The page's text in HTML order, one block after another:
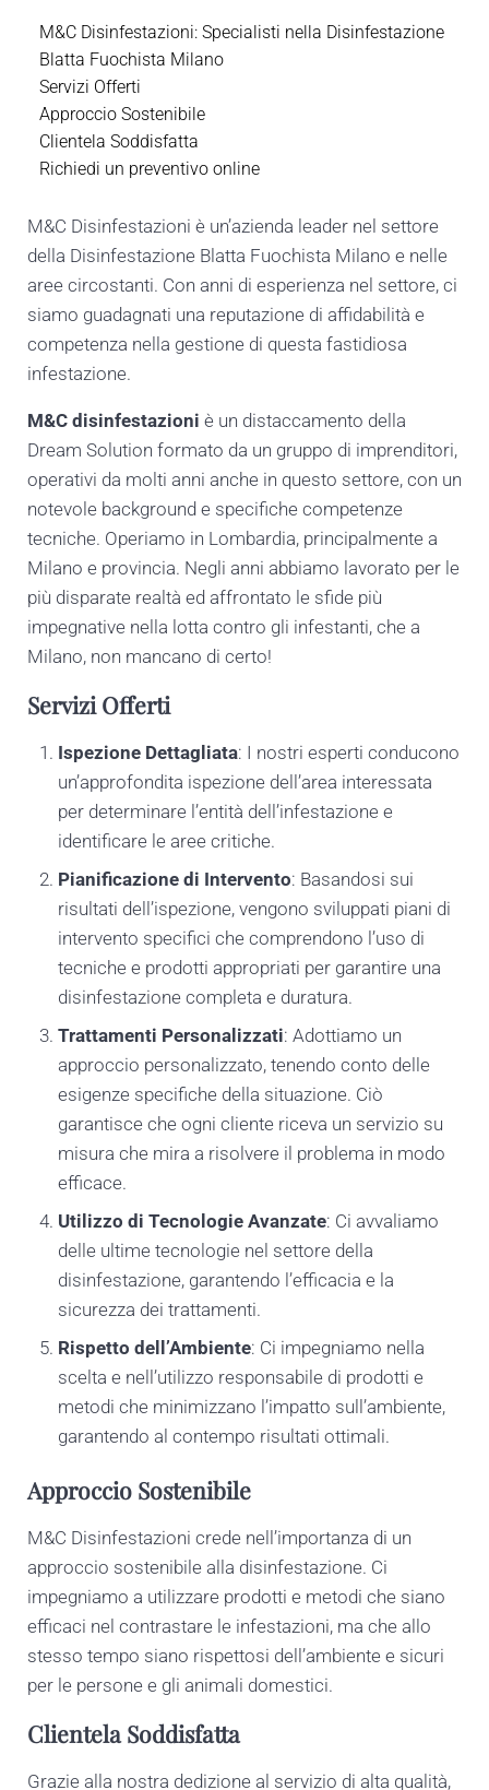
M&C Disinfestazioni: Specialisti nella Disinfestazione
Blatta Fuochista Milano
Servizi Offerti
Approccio Sostenibile
Clientela Soddisfatta
Richiedi un preventivo online
M&C Disinfestazioni è un’azienda leader nel settore
della Disinfestazione Blatta Fuochista Milano e nelle
aree circostanti. Con anni di esperienza nel settore, ci
siamo guadagnati una reputazione di affidabilità e
competenza nella gestione di questa fastidiosa
infestazione.
M&C disinfestazioni è un distaccamento della
Dream Solution formato da un gruppo di imprenditori,
operativi da molti anni anche in questo settore, con un
notevole background e specifiche competenze
tecniche. Operiamo in Lombardia, principalmente a
Milano e provincia. Negli anni abbiamo lavorato per le
più disparate realtà ed affrontato le sfide più
impegnative nella lotta contro gli infestanti, che a
Milano, non mancano di certo!
Servizi Offerti
Ispezione Dettagliata: I nostri esperti conducono
un’approfondita ispezione dell’area interessata
per determinare l’entità dell’infestazione e
identificare le aree critiche.
Pianificazione di Intervento: Basandosi sui
risultati dell’ispezione, vengono sviluppati piani di
intervento specifici che comprendono l’uso di
tecniche e prodotti appropriati per garantire una
disinfestazione completa e duratura.
Trattamenti Personalizzati: Adottiamo un
approccio personalizzato, tenendo conto delle
esigenze specifiche della situazione. Ciò
garantisce che ogni cliente riceva un servizio su
misura che mira a risolvere il problema in modo
efficace.
Utilizzo di Tecnologie Avanzate: Ci avvaliamo
delle ultime tecnologie nel settore della
disinfestazione, garantendo l’efficacia e la
sicurezza dei trattamenti.
Rispetto dell’Ambiente: Ci impegniamo nella
scelta e nell’utilizzo responsabile di prodotti e
metodi che minimizzano l’impatto sull’ambiente,
garantendo al contempo risultati ottimali.
Approccio Sostenibile
M&C Disinfestazioni crede nell’importanza di un
approccio sostenibile alla disinfestazione. Ci
impegniamo a utilizzare prodotti e metodi che siano
efficaci nel contrastare le infestazioni, ma che allo
stesso tempo siano rispettosi dell’ambiente e sicuri
per le persone e gli animali domestici.
Clientela Soddisfatta
Grazie alla nostra dedizione al servizio di alta qualità,